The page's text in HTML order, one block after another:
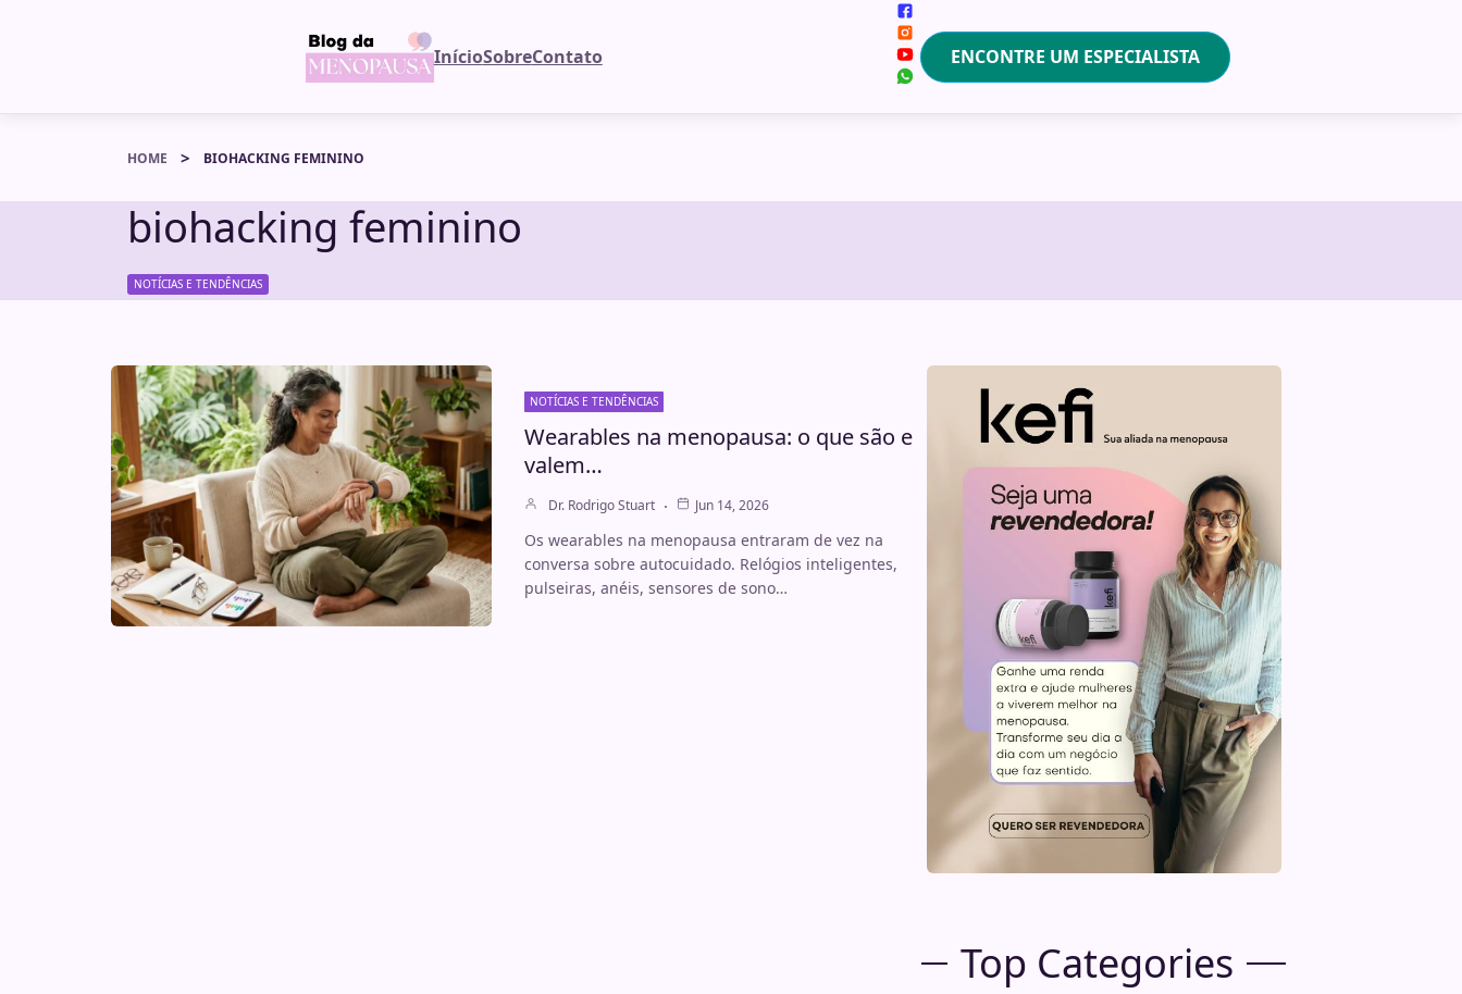
InícioSobreContato ENCONTRE UM ESPECIALISTA
HOME BIOHACKING FEMININO
biohacking feminino
NOTÍCIAS E TENDÊNCIAS
NOTÍCIAS E TENDÊNCIAS
Wearables na menopausa: o que são e
valem…
Dr. Rodrigo Stuart Jun 14, 2026
Os wearables na menopausa entraram de vez na
conversa sobre autocuidado. Relógios inteligentes,
pulseiras, anéis, sensores de sono…
Top Categories